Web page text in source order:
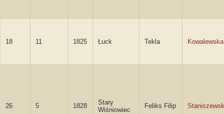
18 11 1825 Łuck Tekla Kowalewska
26 5 1828
Stary
Wiśniowiec
Feliks Filip